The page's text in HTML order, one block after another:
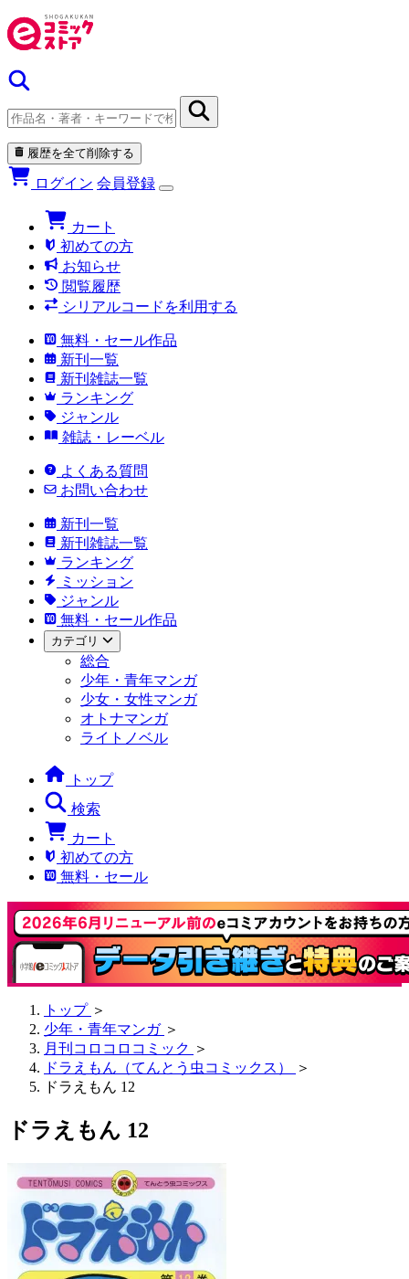
履歴を全て削除する
ログイン 会員登録
カート
初めての方
お知らせ
閲覧履歴
シリアルコードを利用する
無料・セール作品
新刊一覧
新刊雑誌一覧
ランキング
ジャンル
雑誌・レーベル
よくある質問
お問い合わせ
新刊一覧
新刊雑誌一覧
ランキング
ミッション
ジャンル
無料・セール作品
カテゴリ
総合
少年・青年マンガ
少女・女性マンガ
オトナマンガ
ライトノベル
トップ
検索
カート
初めての方
無料・セール
トップ ＞
少年・青年マンガ ＞
月刊コロコロコミック ＞
ドラえもん（てんとう虫コミックス）
＞
ドラえもん 12
ドラえもん 12